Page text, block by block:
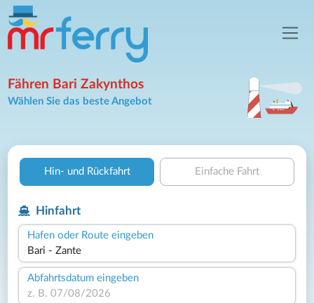
Fähren Bari Zakynthos
Wählen Sie das beste Angebot
Hin- und Rückfahrt Einfache Fahrt
Hinfahrt
Hafen oder Route eingeben
Abfahrtsdatum eingeben